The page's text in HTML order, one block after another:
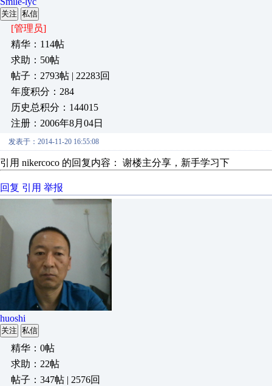
关注 私信
[管理员]
精华：114帖
求助：50帖
帖子：2793帖 | 22283回
年度积分：284
历史总积分：144015
注册：2006年8月04日
发表于：2014-11-20 16:55:08
引用 nikercoco 的回复内容： 谢楼主分享，新手学习下
回复 引用 举报
huoshi
关注 私信
精华：0帖
求助：22帖
帖子：347帖 | 2576回